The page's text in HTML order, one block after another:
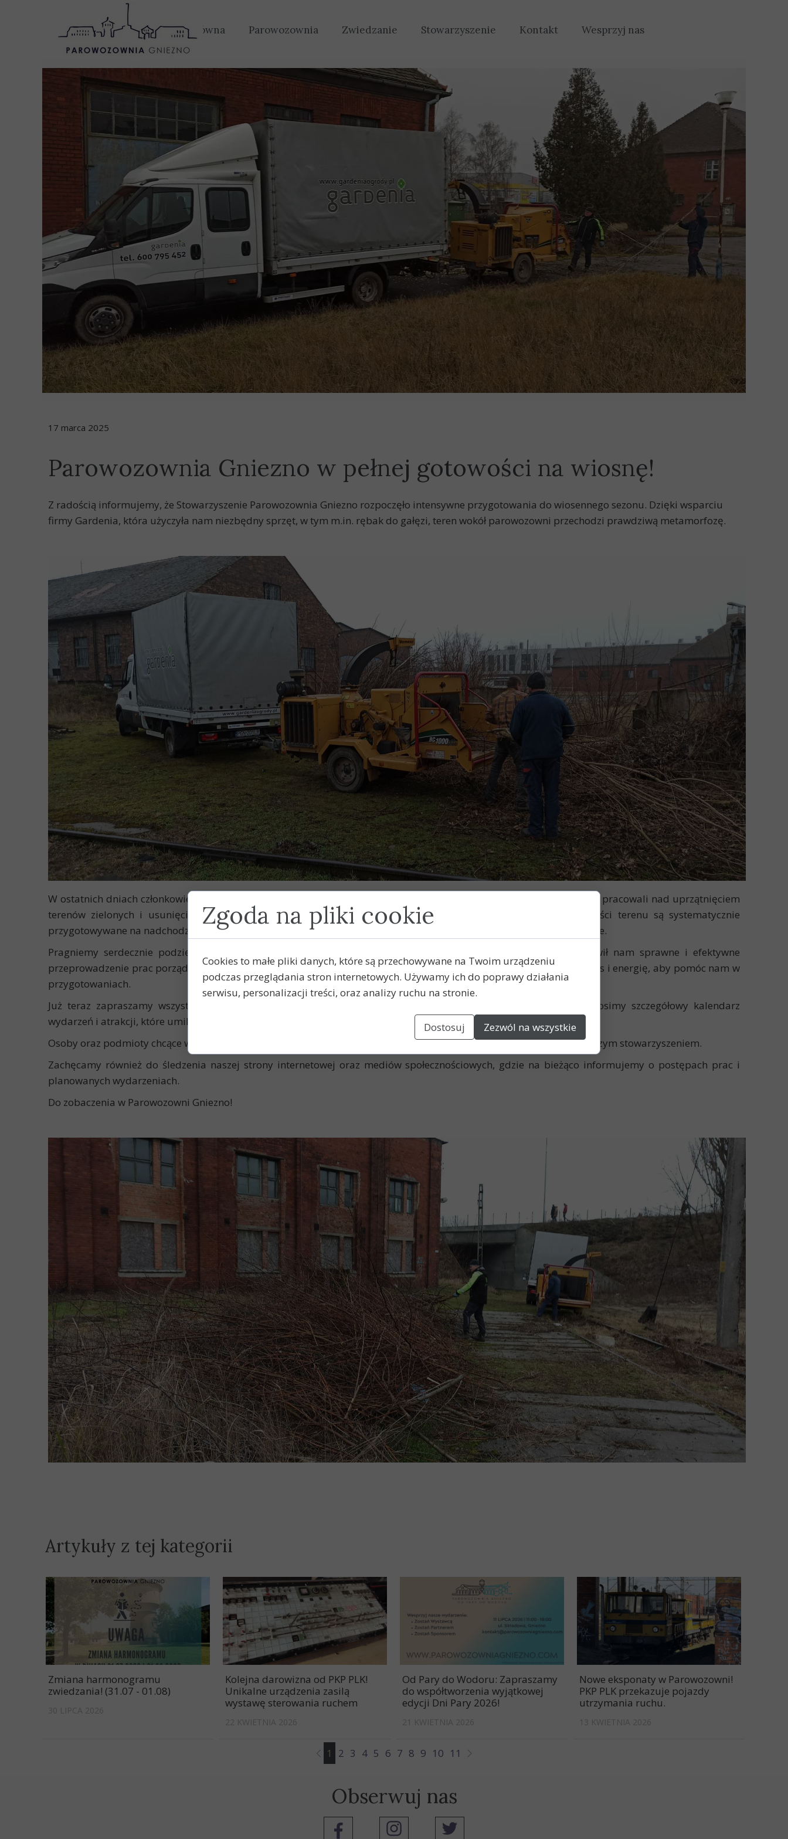
Obserwuj nas
Strona główna Parowozownia
Tabor
Wydarzenia
Zwiedzanie Stowarzyszenie
Wolontariat
Dołącz do nas
Zbiórki
Sprawozdania
Kontakt Wesprzyj nas
17 marca 2025
Parowozownia Gniezno w pełnej gotowości na wiosnę!
Z radością informujemy, że Stowarzyszenie Parowozownia Gniezno rozpoczęło intensywne przygotowania do wiosennego sezonu. Dzięki wsparciu
firmy Gardenia, która użyczyła nam niezbędny sprzęt, w tym m.in. rębak do gałęzi, teren wokół parowozowni przechodzi prawdziwą metamorfozę.
W ostatnich dniach członkowie stowarzyszenia oraz grupa zaangażowanych wolontariuszy z ogromnym entuzjazmem pracowali nad uprzątnięciem
terenów zielonych i usunięciem powalonych przez zimowe wiatry drzew. Dzięki ich zaangażowaniu, kolejne części terenu są systematycznie
przygotowywane na nadchodzące wydarzenia i atrakcje, które planujemy zorganizować dla naszych gości w tym sezonie.
Pragniemy serdecznie podziękować firmie Gardenia za nieocenioną pomoc i wsparcie. Użyczony sprzęt umożliwił nam sprawne i efektywne
przeprowadzenie prac porządkowych. Jednocześnie dziękujemy wszystkim wolontariuszom, którzy poświęcili swój czas i energię, aby pomóc nam w
przygotowaniach.
Już teraz zapraszamy wszystkich miłośników kolei i historii do odwiedzenia Parowozowni Gniezno. Wkrótce ogłosimy szczegółowy kalendarz
wydarzeń i atrakcji, które umilą Państwu czas spędzony w naszym zabytkowym obiekcie.
Osoby oraz podmioty chcące wesprzeć naszą działalność zachęcamy do przekazania 1,5% podatku oraz kontaktu z naszym stowarzyszeniem.
Zachęcamy również do śledzenia naszej strony internetowej oraz mediów społecznościowych, gdzie na bieżąco informujemy o postępach prac i
planowanych wydarzeniach.
Do zobaczenia w Parowozowni Gniezno!
Artykuły z tej kategorii
Zmiana harmonogramu
zwiedzania! (31.07 - 01.08)
30 LIPCA 2026
Kolejna darowizna od PKP PLK!
Unikalne urządzenia zasilą
wystawę sterowania ruchem
22 KWIETNIA 2026
Od Pary do Wodoru: Zapraszamy
do współtworzenia wyjątkowej
edycji Dni Pary 2026!
21 KWIETNIA 2026
Nowe eksponaty w Parowozowni!
PKP PLK przekazuje pojazdy
utrzymania ruchu.
13 KWIETNIA 2026
1 2 3 4 5 6 7 8 9 10 11
Zgoda na pliki cookie
Cookies to małe pliki danych, które są przechowywane na Twoim urządzeniu
podczas przeglądania stron internetowych. Używamy ich do poprawy działania
serwisu, personalizacji treści, oraz analizy ruchu na stronie.
Dostosuj Zezwól na wszystkie